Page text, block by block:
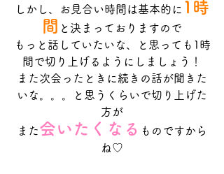
しかし、お見合い時間は基本的に 1時
間 と決まっておりますので
もっと話していたいな、と思っても1時
間で切り上げるようにしましょう！
また次会ったときに続きの話が聞きた
いな。。。と思うくらいで切り上げた
方が
また会いたくなる ものですから
ね♡